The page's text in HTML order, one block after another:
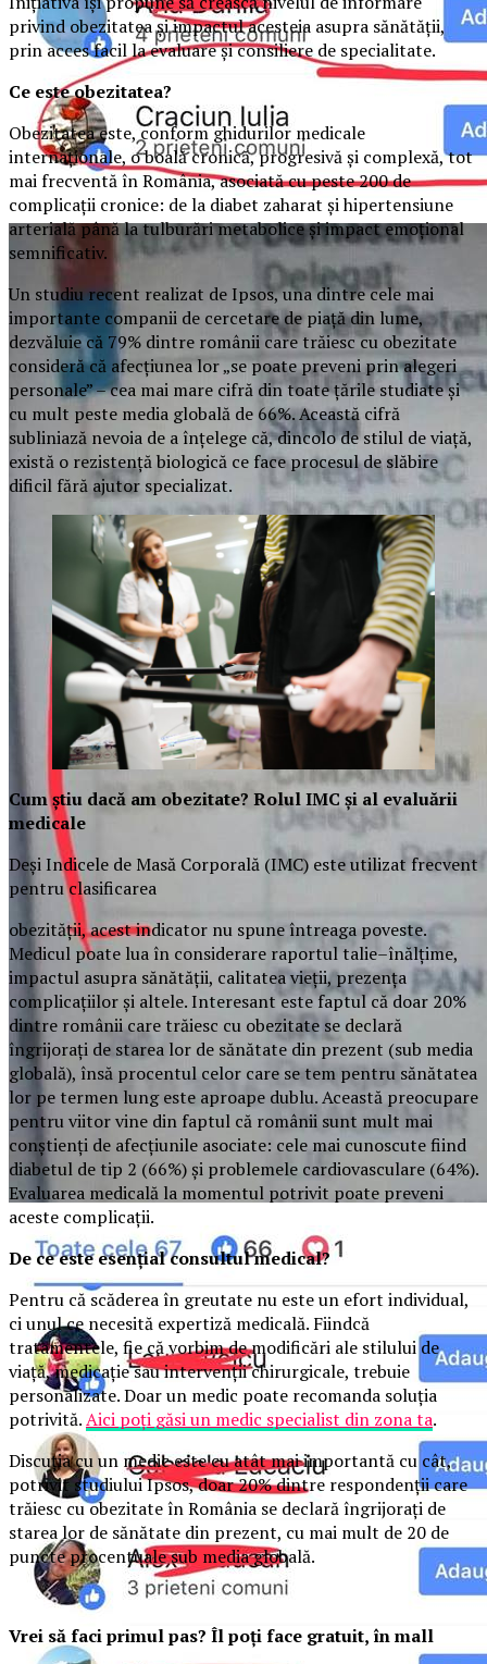
privind obezitatea și impactul acesteia asupra sănătății,
prin acces facil la evaluare și consiliere de specialitate.
Ce este obezitatea?
Obezitatea este, conform ghidurilor medicale
internaționale, o boală cronică, progresivă și complexă, tot
mai frecventă în România, asociată cu peste 200 de
complicații cronice: de la diabet zaharat și hipertensiune
arterială până la tulburări metabolice și impact emoțional
semnificativ.
Un studiu recent realizat de Ipsos, una dintre cele mai
importante companii de cercetare de piață din lume,
dezvăluie că 79% dintre românii care trăiesc cu obezitate
consideră că afecțiunea lor „se poate preveni prin alegeri
personale” – cea mai mare cifră din toate țările studiate și
cu mult peste media globală de 66%. Această cifră
subliniază nevoia de a înțelege că, dincolo de stilul de viață,
există o rezistență biologică ce face procesul de slăbire
dificil fără ajutor specializat.
Cum știu dacă am obezitate? Rolul IMC și al evaluării
medicale
Deși Indicele de Masă Corporală (IMC) este utilizat frecvent
pentru clasificarea
obezității, acest indicator nu spune întreaga poveste.
Medicul poate lua în considerare raportul talie–înălțime,
impactul asupra sănătății, calitatea vieții, prezența
complicațiilor și altele. Interesant este faptul că doar 20%
dintre românii care trăiesc cu obezitate se declară
îngrijorați de starea lor de sănătate din prezent (sub media
globală), însă procentul celor care se tem pentru sănătatea
lor pe termen lung este aproape dublu. Această preocupare
pentru viitor vine din faptul că românii sunt mult mai
conștienți de afecțiunile asociate: cele mai cunoscute fiind
diabetul de tip 2 (66%) și problemele cardiovasculare (64%).
Evaluarea medicală la momentul potrivit poate preveni
aceste complicații.
De ce este esențial consultul medical?
Pentru că scăderea în greutate nu este un efort individual,
ci unul ce necesită expertiză medicală. Fiindcă
tratamentele, fie că vorbim de modificări ale stilului de
viață, medicație sau intervenții chirurgicale, trebuie
personalizate. Doar un medic poate recomanda soluția
potrivită.Aici poți găsi un medic specialist din zona ta.
Discuția cu un medic este cu atât mai importantă cu cât,
potrivit studiului Ipsos, doar 20% dintre respondenții care
trăiesc cu obezitate în România se declară îngrijorați de
starea lor de sănătate din prezent, cu mai mult de 20 de
puncte procentuale sub media globală.
Vrei să faci primul pas? Îl poți face gratuit, în mall